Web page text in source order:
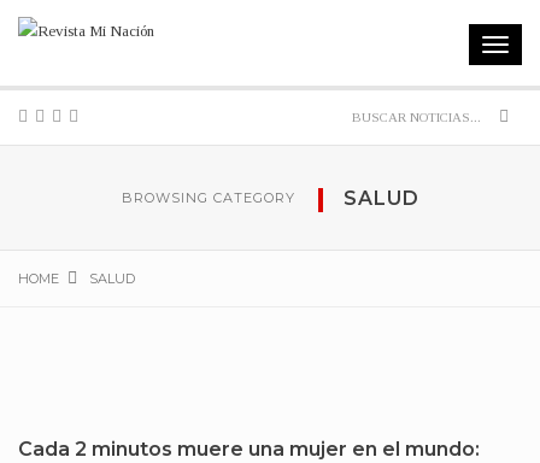
Toggle
BROWSING CATEGORY SALUD
HOME SALUD
Cada 2 minutos muere una mujer en el mundo: